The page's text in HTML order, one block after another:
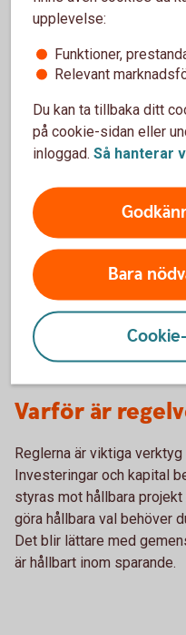
Så hänger
SFDR påverkar
miljöpåverkan och
förhållanden.
MiFID / IDD ger
lämpliga råd.
Varför är
Reglerna är viktiga
Investeringar och kapital
styras mot hållbara
göra hållbara val behöver
Det blir lättare med
är hållbart inom sparande.
upplevelse:
Funktioner,
Relevant
Du kan ta tillbaka ditt
på cookie-sidan eller
inloggad. Så hanterar
Bara